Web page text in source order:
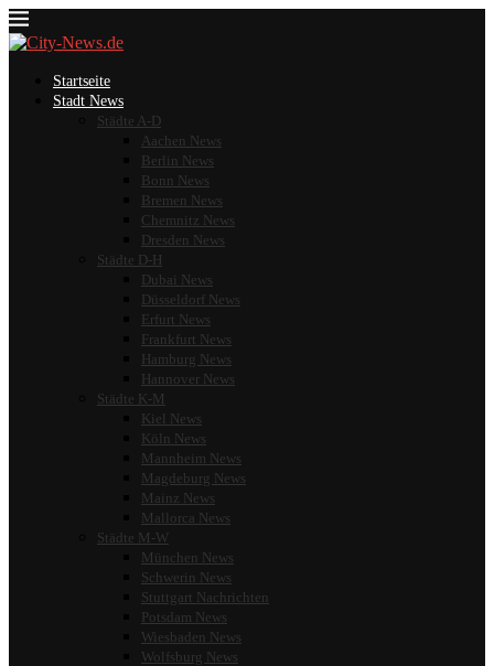
Startseite
Stadt News
Städte A-D
Aachen News
Berlin News
Bonn News
Bremen News
Chemnitz News
Dresden News
Städte D-H
Dubai News
Düsseldorf News
Erfurt News
Frankfurt News
Hamburg News
Hannover News
Städte K-M
Kiel News
Köln News
Mannheim News
Magdeburg News
Mainz News
Mallorca News
Städte M-W
München News
Schwerin News
Stuttgart Nachrichten
Potsdam News
Wiesbaden News
Wolfsburg News